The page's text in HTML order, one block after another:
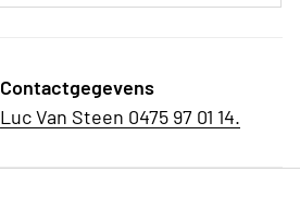
Contactgegevens
Luc Van Steen 0475 97 01 14.